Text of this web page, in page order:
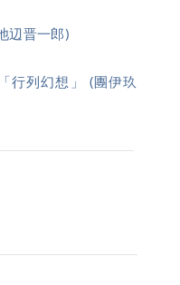
辺晋一郎)
行列幻想」
(團伊玖